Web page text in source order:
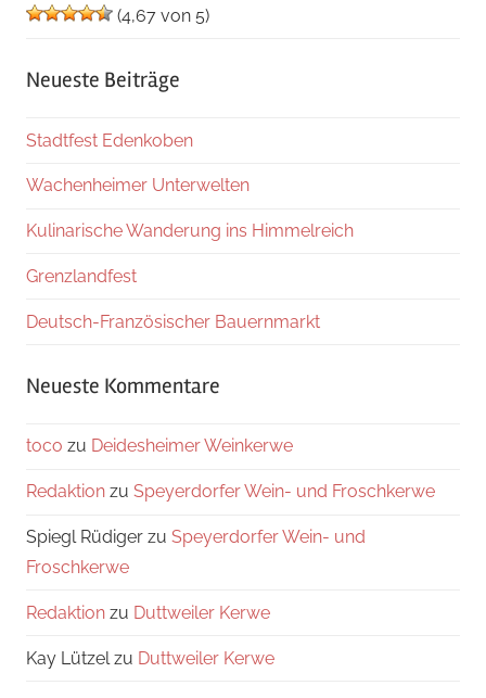
(4,67 von 5)
Neueste Beiträge
Stadtfest Edenkoben
Wachenheimer Unterwelten
Kulinarische Wanderung ins Himmelreich
Grenzlandfest
Deutsch-Französischer Bauernmarkt
Neueste Kommentare
toco zu Deidesheimer Weinkerwe
Redaktion zu Speyerdorfer Wein- und Froschkerwe
Spiegl Rüdiger zu Speyerdorfer Wein- und
Froschkerwe
Redaktion zu Duttweiler Kerwe
Kay Lützel zu Duttweiler Kerwe